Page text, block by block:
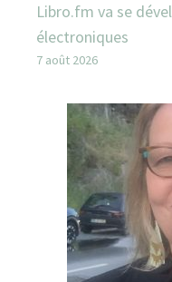
Libro.fm va se
électroniques
7 août 2026